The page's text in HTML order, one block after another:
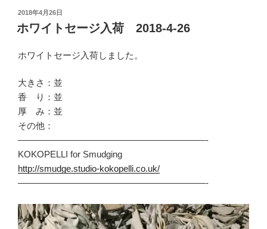
投
稿
日:
2018年4月26日
ホワイトセージ入荷 2018-4-26
ホワイトセージ入荷しました。
大きさ：並
香 り：並
厚 み：並
その他：
—————————————————————-
KOKOPELLI for Smudging
http://smudge.studio-kokopelli.co.uk/
—————————————————————-